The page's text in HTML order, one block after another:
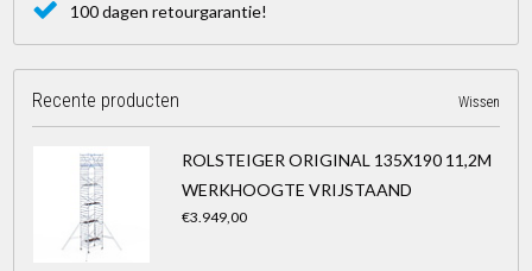
100 dagen retourgarantie!
Recente producten Wissen
ROLSTEIGER ORIGINAL 135X190 11,2M
WERKHOOGTE VRIJSTAAND
€3.949,00